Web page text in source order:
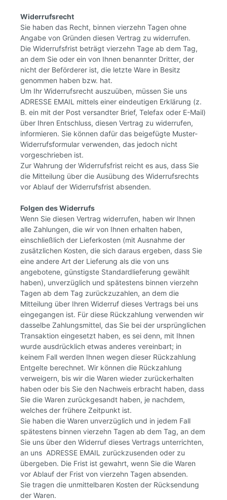
Widerrufsrecht
Sie haben das Recht, binnen vierzehn Tagen ohne
Angabe von Gründen diesen Vertrag zu widerrufen.
Die Widerrufsfrist beträgt vierzehn Tage ab dem Tag,
an dem Sie oder ein von Ihnen benannter Dritter, der
nicht der Beförderer ist, die letzte Ware in Besitz
genommen haben bzw. hat.
Um Ihr Widerrufsrecht auszuüben, müssen Sie uns
ADRESSE EMAIL mittels einer eindeutigen Erklärung (z.
B. ein mit der Post versandter Brief, Telefax oder E-Mail)
über Ihren Entschluss, diesen Vertrag zu widerrufen,
informieren. Sie können dafür das beigefügte Muster-
Widerrufsformular verwenden, das jedoch nicht
vorgeschrieben ist.
Zur Wahrung der Widerrufsfrist reicht es aus, dass Sie
die Mitteilung über die Ausübung des Widerrufsrechts
vor Ablauf der Widerrufsfrist absenden.
Folgen des Widerrufs
Wenn Sie diesen Vertrag widerrufen, haben wir Ihnen
alle Zahlungen, die wir von Ihnen erhalten haben,
einschließlich der Lieferkosten (mit Ausnahme der
zusätzlichen Kosten, die sich daraus ergeben, dass Sie
eine andere Art der Lieferung als die von uns
angebotene, günstigste Standardlieferung gewählt
haben), unverzüglich und spätestens binnen vierzehn
Tagen ab dem Tag zurückzuzahlen, an dem die
Mitteilung über Ihren Widerruf dieses Vertrags bei uns
eingegangen ist. Für diese Rückzahlung verwenden wir
dasselbe Zahlungsmittel, das Sie bei der ursprünglichen
Transaktion eingesetzt haben, es sei denn, mit Ihnen
wurde ausdrücklich etwas anderes vereinbart; in
keinem Fall werden Ihnen wegen dieser Rückzahlung
Entgelte berechnet. Wir können die Rückzahlung
verweigern, bis wir die Waren wieder zurückerhalten
haben oder bis Sie den Nachweis erbracht haben, dass
Sie die Waren zurückgesandt haben, je nachdem,
welches der frühere Zeitpunkt ist.
Sie haben die Waren unverzüglich und in jedem Fall
spätestens binnen vierzehn Tagen ab dem Tag, an dem
Sie uns über den Widerruf dieses Vertrags unterrichten,
an uns ADRESSE EMAIL zurückzusenden oder zu
übergeben. Die Frist ist gewahrt, wenn Sie die Waren
vor Ablauf der Frist von vierzehn Tagen absenden.
Sie tragen die unmittelbaren Kosten der Rücksendung
der Waren.